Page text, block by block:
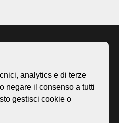
Homepage
Mappa
Storie
analytics e di terze
negare il consenso a tutti
gestisci cookie o